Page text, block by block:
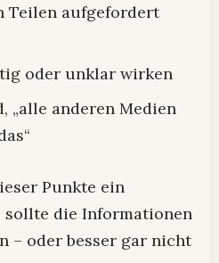
Teilen aufgefordert
oder unklar wirken
„alle anderen Medien
Punkte ein
sollte die Informationen
– oder besser gar nicht